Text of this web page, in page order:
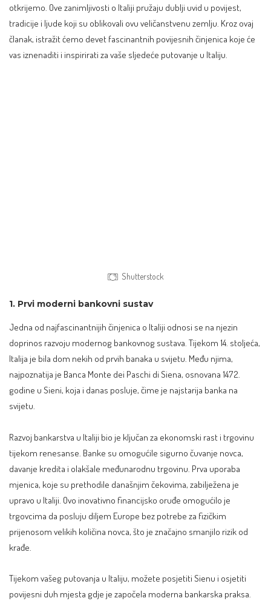
otkrijemo. Ove zanimljivosti o Italiji pružaju dublji uvid u povijest,
tradicije i ljude koji su oblikovali ovu veličanstvenu zemlju. Kroz ovaj
članak, istražit ćemo devet fascinantnih povijesnih činjenica koje će
vas iznenaditi i inspirirati za vaše sljedeće putovanje u Italiju.
Shutterstock
1. Prvi moderni bankovni sustav
Jedna od najfascinantnijih činjenica o Italiji odnosi se na njezin
doprinos razvoju modernog bankovnog sustava. Tijekom 14. stoljeća,
Italija je bila dom nekih od prvih banaka u svijetu. Među njima,
najpoznatija je Banca Monte dei Paschi di Siena, osnovana 1472.
godine u Sieni, koja i danas posluje, čime je najstarija banka na
svijetu.
Razvoj bankarstva u Italiji bio je ključan za ekonomski rast i trgovinu
tijekom renesanse. Banke su omogućile sigurno čuvanje novca,
davanje kredita i olakšale međunarodnu trgovinu. Prva uporaba
mjenica, koje su prethodile današnjim čekovima, zabilježena je
upravo u Italiji. Ovo inovativno financijsko oruđe omogućilo je
trgovcima da posluju diljem Europe bez potrebe za fizičkim
prijenosom velikih količina novca, što je značajno smanjilo rizik od
krađe.
Tijekom vašeg putovanja u Italiju, možete posjetiti Sienu i osjetiti
povijesni duh mjesta gdje je započela moderna bankarska praksa.